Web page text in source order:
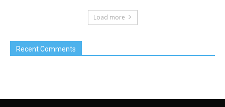
Load more
Recent Comments